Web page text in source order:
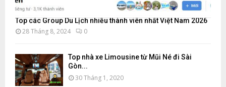
Top các Group Du Lịch nhiều thành viên nhất Việt Nam 2026
28 Tháng 8, 2024 0
Top nhà xe Limousine từ Mũi Né đi Sài
Gòn...
30 Tháng 1, 2020